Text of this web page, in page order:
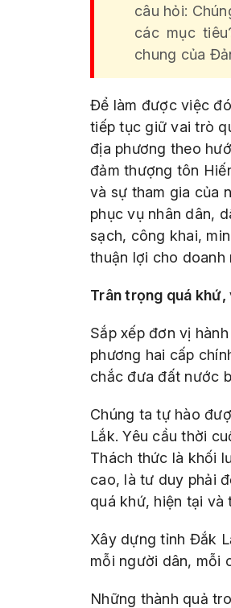
câu hỏi:
các mục
chung của
Để làm được việc
tiếp tục giữ vai trò
địa phương theo
đảm thượng tôn
và sự tham gia của
phục vụ nhân dân,
sạch, công khai,
thuận lợi cho doanh
Trân trọng quá
Sắp xếp đơn vị
phương hai cấp
chắc đưa đất nước
Chúng ta tự hào
Lắk. Yêu cầu thời
Thách thức là khối
cao, là tư duy phải
quá khứ, hiện tại và
Xây dựng tỉnh Đắk
mỗi người dân, mỗi
Những thành quả